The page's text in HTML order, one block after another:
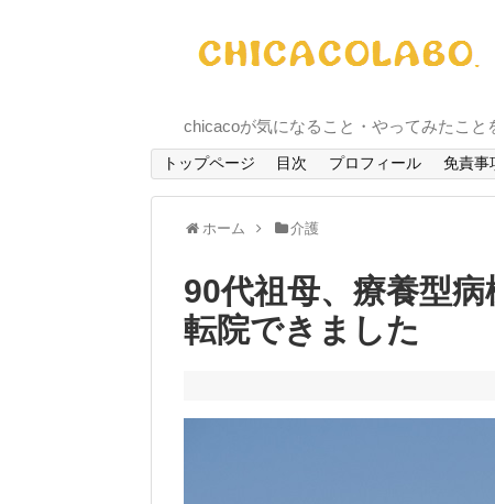
chicacoが気になること・やってみたこと
トップページ 目次 プロフィール 免責事
ホーム 介護
90代祖母、療養型
転院できました